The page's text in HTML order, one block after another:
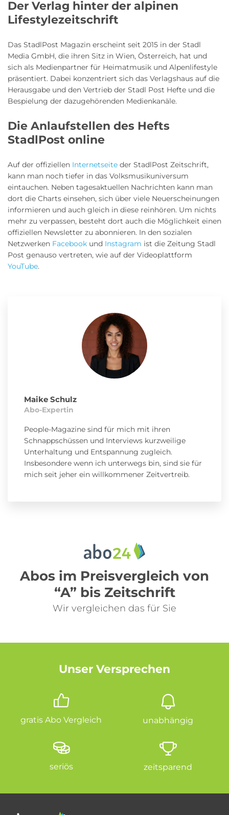
Maike Schulz
Abo-Expertin
People-Magazine sind für mich mit ihren
Schnappschüssen und Interviews kurzweilige
Unterhaltung und Entspannung zugleich.
Insbesondere wenn ich unterwegs bin, sind sie für
mich seit jeher ein willkommener Zeitvertreib.
Der Verlag hinter der alpinen
Lifestylezeitschrift
Das StadlPost Magazin erscheint seit 2015 in der Stadl
Media GmbH, die ihren Sitz in Wien, Österreich, hat und
sich als Medienpartner für Heimatmusik und Alpenlifestyle
präsentiert. Dabei konzentriert sich das Verlagshaus auf die
Herausgabe und den Vertrieb der Stadl Post Hefte und die
Bespielung der dazugehörenden Medienkanäle.
Die Anlaufstellen des Hefts
StadlPost online
Auf der offiziellen Internetseite der StadlPost Zeitschrift,
kann man noch tiefer in das Volksmusikuniversum
eintauchen. Neben tagesaktuellen Nachrichten kann man
dort die Charts einsehen, sich über viele Neuerscheinungen
informieren und auch gleich in diese reinhören. Um nichts
mehr zu verpassen, besteht dort auch die Möglichkeit einen
offiziellen Newsletter zu abonnieren. In den sozialen
Netzwerken Facebook und Instagram ist die Zeitung Stadl
Post genauso vertreten, wie auf der Videoplattform
YouTube.
Abos im Preisvergleich von
“A” bis Zeitschrift
Wir vergleichen das für Sie
Unser Versprechen
gratis Abo Vergleich unabhängig
seriös zeitsparend